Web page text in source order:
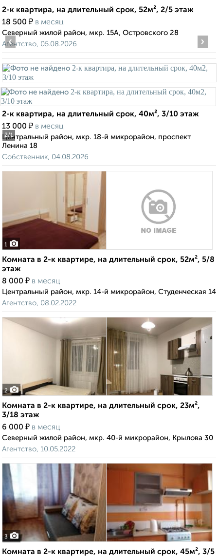
2-к квартира, на длительный срок, 52м², 2/5 этаж
18 500 ₽ в месяц
Северный жилой район, мкр. 15А, Островского 28
Агентство, 05.08.2026
2/1
‹ ›
2-к квартира, на длительный срок, 40м², 3/10 этаж
13 000 ₽ в месяц
Центральный район, мкр. 18-й микрорайон, проспект
Ленина 18
Собственник, 04.08.2026
1
Комната в 2-к квартире, на длительный срок, 52м², 5/8
этаж
8 000 ₽ в месяц
Центральный район, мкр. 14-й микрорайон, Студенческая 14
Агентство, 08.02.2022
2
Комната в 2-к квартире, на длительный срок, 23м²,
3/18 этаж
6 000 ₽ в месяц
Северный жилой район, мкр. 40-й микрорайон, Крылова 30
Агентство, 10.05.2022
3
Комната в 2-к квартире, на длительный срок, 45м², 3/5